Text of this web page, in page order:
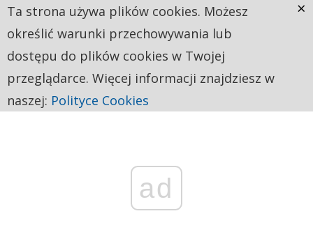
ad
Ta strona używa plików cookies. Możesz
określić warunki przechowywania lub
dostępu do plików cookies w Twojej
przeglądarce. Więcej informacji znajdziesz w
naszej: Polityce Cookies
×